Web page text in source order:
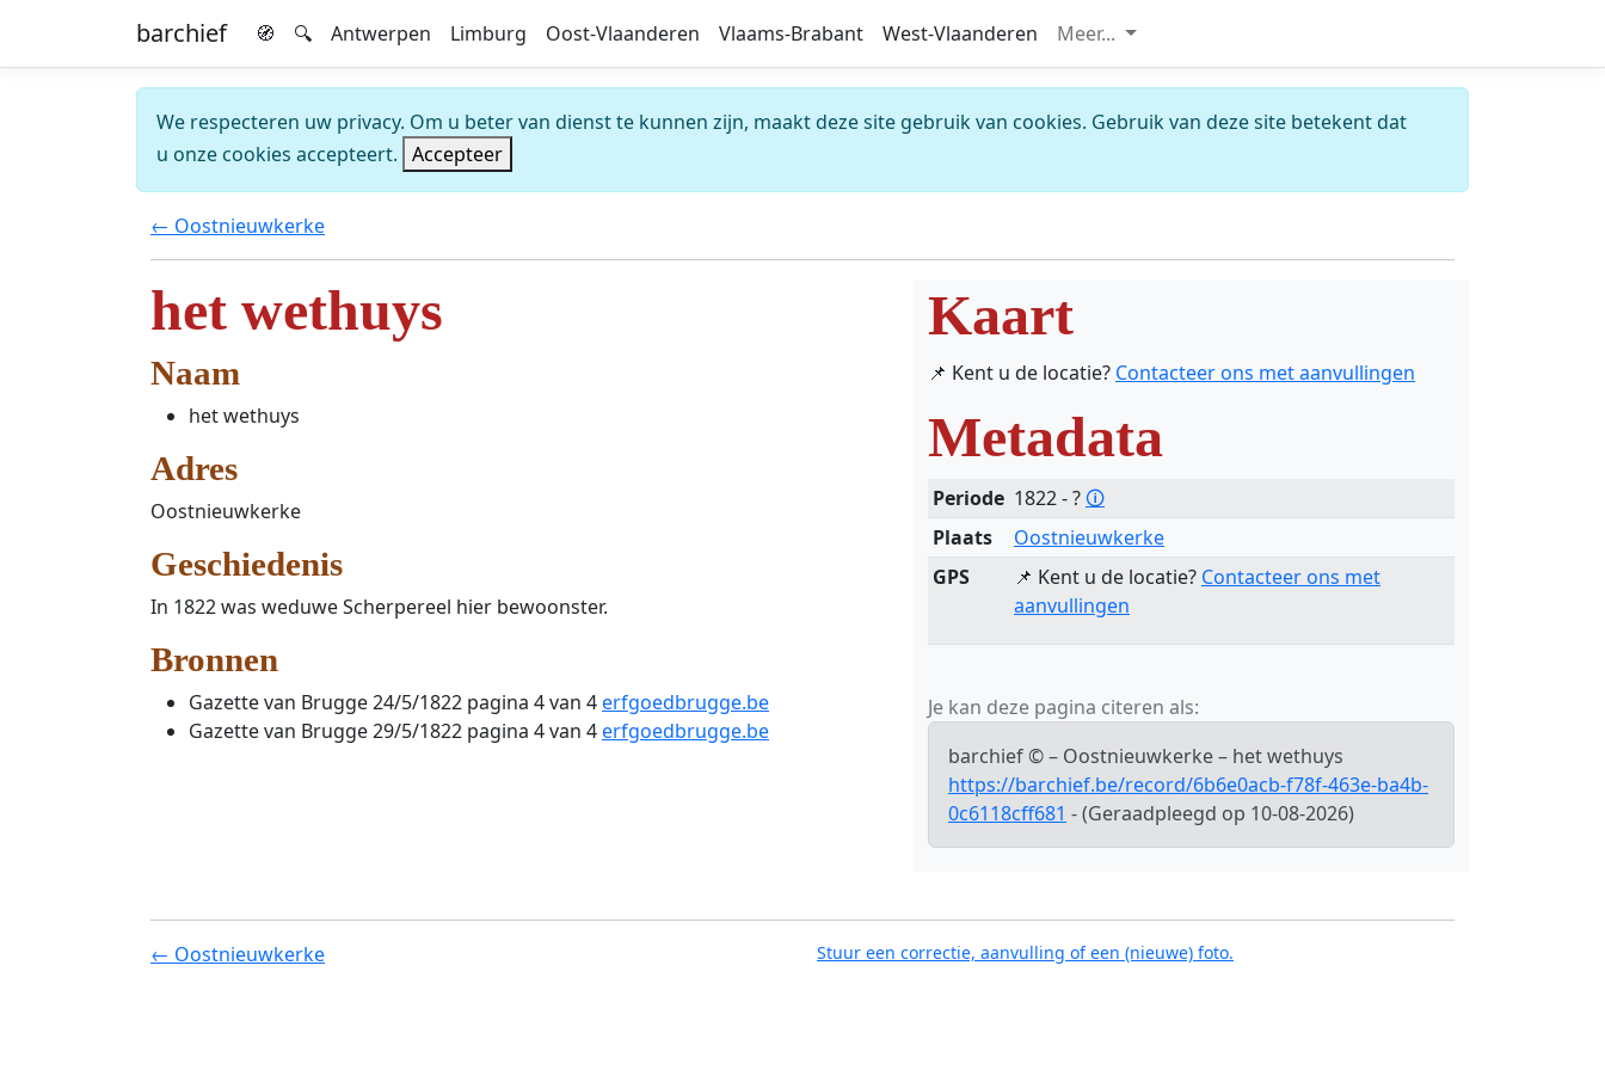
barchief 🧭 🔍 Antwerpen Limburg Oost-Vlaanderen Vlaams-Brabant West-Vlaanderen Meer...
We respecteren uw privacy. Om u beter van dienst te kunnen zijn, maakt deze site gebruik van cookies. Gebruik van deze site betekent dat
u onze cookies accepteert. Accepteer
← Oostnieuwkerke
het wethuys
Naam
het wethuys
Adres
Oostnieuwkerke
Geschiedenis
In 1822 was weduwe Scherpereel hier bewoonster.
Bronnen
Gazette van Brugge 24/5/1822 pagina 4 van 4erfgoedbrugge.be
Gazette van Brugge 29/5/1822 pagina 4 van 4erfgoedbrugge.be
Kaart
📌 Kent u de locatie? Contacteer ons met aanvullingen
Metadata
Periode 1822 - ?🛈
Plaats
Oostnieuwkerke
GPS
📌 Kent u de locatie? Contacteer ons met
aanvullingen
Je kan deze pagina citeren als:
barchief © – Oostnieuwkerke – het wethuys
https://barchief.be/record/6b6e0acb-f78f-463e-ba4b-
0c6118cff681 - (Geraadpleegd op 10-08-2026)
← Oostnieuwkerke Stuur een correctie, aanvulling of een (nieuwe) foto.